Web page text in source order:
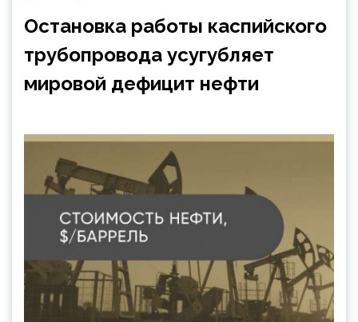
Остановка работы каспийского
трубопровода усугубляет
мировой дефицит нефти